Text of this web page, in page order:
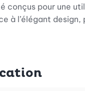
conçus pour une
à l’élégant
place dans le